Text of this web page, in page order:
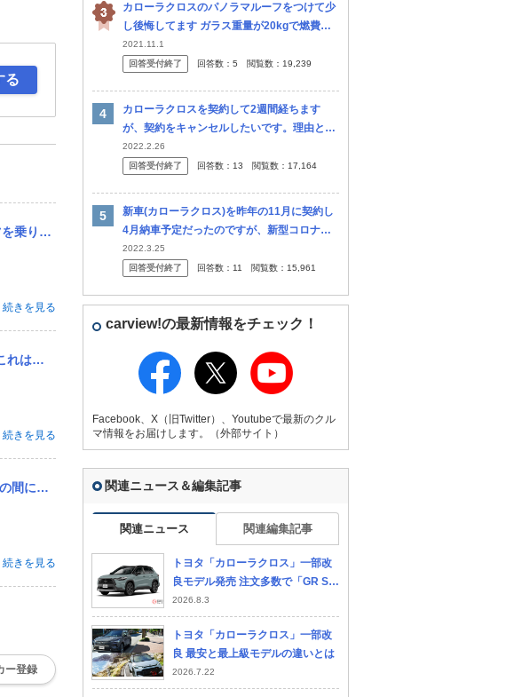
る
費用等お...
続きを見る
正直、...
続きを見る
どう思い...
続きを見る
ー登録
カローラクロスのパノラマルーフをつけて少
し後悔してます ガラス重量が20kgで燃費が
悪くなる 汚れたとき手入れが面倒 雪が降る
地域なので霜がかかってシェードの間がカビ
2021.11.1
回答受付終了
回答数： 5 閲覧数： 19,239
カローラクロスを契約して2週間経ちます
が、契約をキャンセルしたいです。理由とし
ては納期が9月と言われてましたが11月まで
伸びて流石に長いなと感じたところ、 駐車場
2022.2.26
回答受付終了
回答数： 13 閲覧数： 17,164
新車(カローラクロス)を昨年の11月に契約し
4月納車予定だったのですが、新型コロナの
感染再拡大、トヨタのサイバー攻撃被害、地
震による被害、ウクライナ情勢などが重な
2022.3.25
回答受付終了
回答数： 11 閲覧数： 15,961
carview!の最新情報をチェック！
Facebook、X（旧Twitter）、Youtubeで最新のクル
マ情報をお届けします。（外部サイト）
関連ニュース＆編集記事
関連ニュース 関連編集記事
トヨタ「カローラクロス」一部改
良モデル発売 注文多数で「GR SP
ORT」は受注停止に ユーザーの反
応は
2026.8.3
トヨタ「カローラクロス」一部改
良 最安と最上級モデルの違いとは
2026.7.22